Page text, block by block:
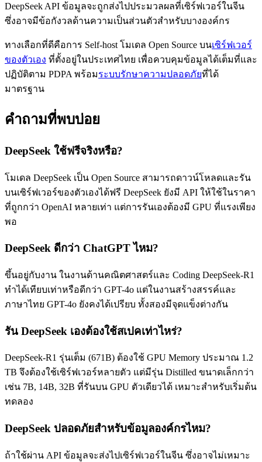
DeepSeek API ข้อมูลจะถูกส่งไปประมวลผลที่เซิร์ฟเวอร์ในจีน
ซึ่งอาจมีข้อกังวลด้านความเป็นส่วนตัวสำหรับบางองค์กร
ทางเลือกที่ดีคือการ Self-host โมเดล Open Source บนเซิร์ฟเวอร์
ของตัวเอง ที่ตั้งอยู่ในประเทศไทย เพื่อควบคุมข้อมูลได้เต็มที่และ
ปฏิบัติตาม PDPA พร้อมระบบรักษาความปลอดภัยที่ได้
มาตรฐาน
คำถามที่พบบ่อย
DeepSeek ใช้ฟรีจริงหรือ?
โมเดล DeepSeek เป็น Open Source สามารถดาวน์โหลดและรัน
บนเซิร์ฟเวอร์ของตัวเองได้ฟรี DeepSeek ยังมี API ให้ใช้ในราคา
ที่ถูกกว่า OpenAI หลายเท่า แต่การรันเองต้องมี GPU ที่แรงเพียง
พอ
DeepSeek ดีกว่า ChatGPT ไหม?
ขึ้นอยู่กับงาน ในงานด้านคณิตศาสตร์และ Coding DeepSeek-R1
ทำได้เทียบเท่าหรือดีกว่า GPT-4o แต่ในงานสร้างสรรค์และ
ภาษาไทย GPT-4o ยังคงได้เปรียบ ทั้งสองมีจุดแข็งต่างกัน
รัน DeepSeek เองต้องใช้สเปคเท่าไหร่?
DeepSeek-R1 รุ่นเต็ม (671B) ต้องใช้ GPU Memory ประมาณ 1.2
TB จึงต้องใช้เซิร์ฟเวอร์หลายตัว แต่มีรุ่น Distilled ขนาดเล็กกว่า
เช่น 7B, 14B, 32B ที่รันบน GPU ตัวเดียวได้ เหมาะสำหรับเริ่มต้น
ทดลอง
DeepSeek ปลอดภัยสำหรับข้อมูลองค์กรไหม?
ถ้าใช้ผ่าน API ข้อมูลจะส่งไปเซิร์ฟเวอร์ในจีน ซึ่งอาจไม่เหมาะ